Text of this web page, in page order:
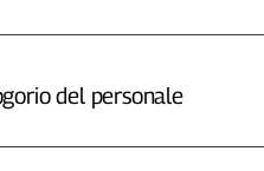
del personale